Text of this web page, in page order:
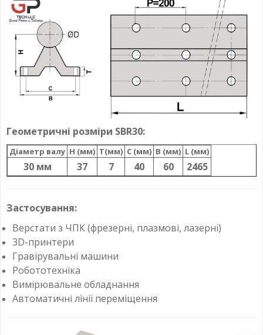
Геометричні розміри SBR30:
Діаметр валу H (мм) T(мм) C (мм) B (мм) L (мм)
30 мм 37 7 40 60 2465
Застосування:
Верстати з ЧПК (фрезерні, плазмові, лазерні)
3D-принтери
Гравірувальні машини
Робототехніка
Вимірювальне обладнання
Автоматичні лінії переміщення